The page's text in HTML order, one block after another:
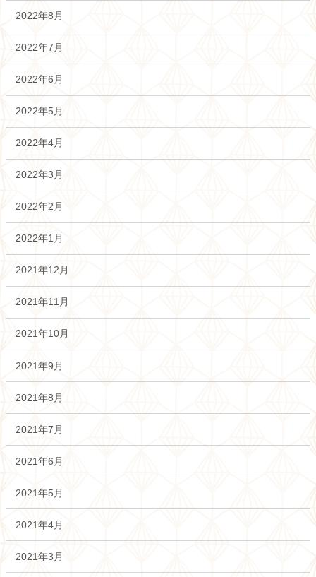
2022年8月
2022年7月
2022年6月
2022年5月
2022年4月
2022年3月
2022年2月
2022年1月
2021年12月
2021年11月
2021年10月
2021年9月
2021年8月
2021年7月
2021年6月
2021年5月
2021年4月
2021年3月